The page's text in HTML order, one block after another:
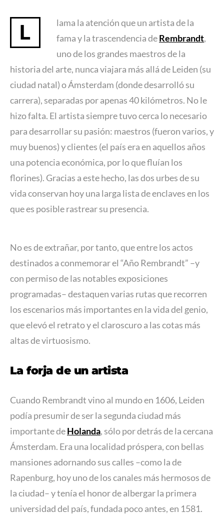
L
lama la atención que un artista de la
fama y la trascendencia deRembrandt,
uno de los grandes maestros de la
historia del arte, nunca viajara más allá de Leiden (su
ciudad natal) o Ámsterdam (donde desarrolló su
carrera), separadas por apenas 40 kilómetros. No le
hizo falta. El artista siempre tuvo cerca lo necesario
para desarrollar su pasión: maestros (fueron varios, y
muy buenos) y clientes (el país era en aquellos años
una potencia económica, por lo que fluían los
florines). Gracias a este hecho, las dos urbes de su
vida conservan hoy una larga lista de enclaves en los
que es posible rastrear su presencia.
No es de extrañar, por tanto, que entre los actos
destinados a conmemorar el “Año Rembrandt” –y
con permiso de las notables exposiciones
programadas– destaquen varias rutas que recorren
los escenarios más importantes en la vida del genio,
que elevó el retrato y el claroscuro a las cotas más
altas de virtuosismo.
La forja de un artista
Cuando Rembrandt vino al mundo en 1606, Leiden
podía presumir de ser la segunda ciudad más
importante deHolanda, sólo por detrás de la cercana
Ámsterdam. Era una localidad próspera, con bellas
mansiones adornando sus calles –como la de
Rapenburg, hoy uno de los canales más hermosos de
la ciudad– y tenía el honor de albergar la primera
universidad del país, fundada poco antes, en 1581.